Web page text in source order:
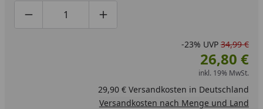
Produktmenge um eins verringern
Produktmenge manuell eingeben
Produktmenge um eins erhöhen
-23% UVP 34,99 €
26,80 €
inkl. 19% MwSt.
29,90 € Versandkosten in Deutschland
Versandkosten nach Menge und Land